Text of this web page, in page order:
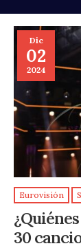
Dic
02
2024
Eurovisión
30